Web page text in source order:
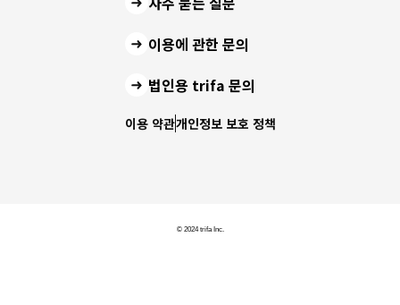
이용에 관한 문의
법인용 trifa 문의
이용 약관개인정보 보호 정책
© 2024 trifa Inc.